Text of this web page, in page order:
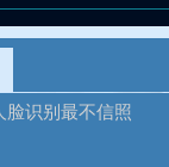
脸识别最不信照